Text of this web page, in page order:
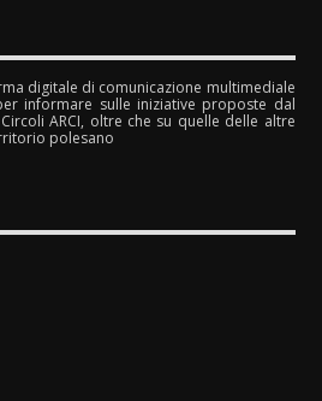
digitale di comunicazione multimediale
informare sulle iniziative proposte dal
ARCI, oltre che su quelle delle altre
polesano